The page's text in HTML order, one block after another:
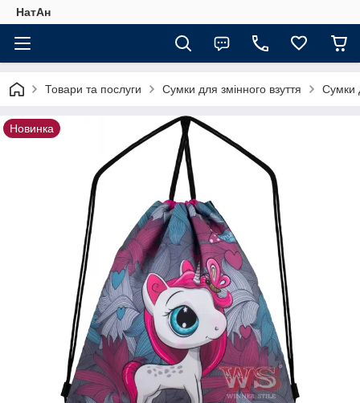
НатАн
Товари та послуги Сумки для змінного взуття Сумки
Новинка